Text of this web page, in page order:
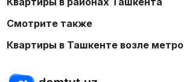
Смотрите также
Квартиры в Ташкенте возле метро